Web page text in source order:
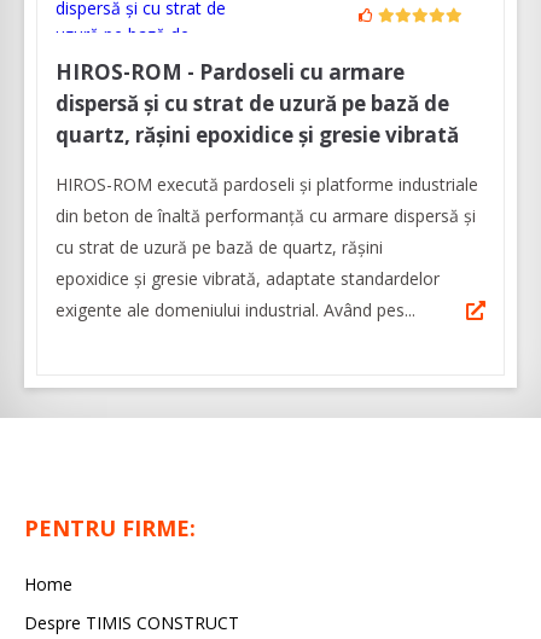
HIROS-ROM - Pardoseli cu armare
dispersă și cu strat de uzură pe bază de
quartz, rășini epoxidice și gresie vibrată
HIROS-ROM execută pardoseli şi platforme industriale
din beton de înaltă performanţă cu armare dispersă și
cu strat de uzură pe bază de quartz, rășini
epoxidice și gresie vibrată, adaptate standardelor
exigente ale domeniului industrial. Având pes...
PENTRU FIRME:
Home
Despre TIMIS CONSTRUCT